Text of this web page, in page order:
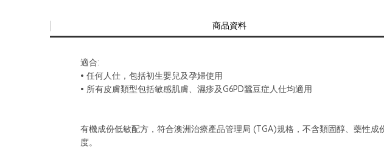
商品資料
適合:
• 任何人仕，包括初生嬰兒及孕婦使用
• 所有皮膚類型包括敏感肌膚、濕疹及G6PD蠶豆症人仕均適用
有機成份低敏配方，符合澳洲治療產品管理局 (TGA)規格，不含類固醇、藥性
度。